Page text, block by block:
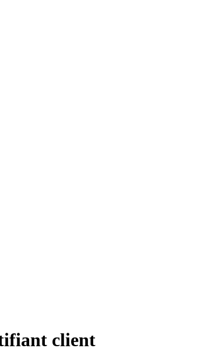
client